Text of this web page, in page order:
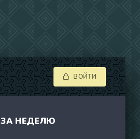
ВОЙТИ
ЗА НЕДЕЛЮ